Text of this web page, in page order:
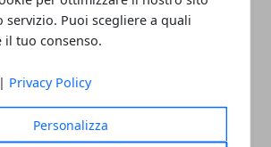
servizio. Puoi scegliere a quali
il tuo consenso.
| Privacy Policy
Personalizza
Innova Moda for Africa
“Luca Attanasio”: